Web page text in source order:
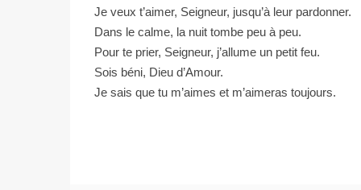
Je veux t’aimer, Seigneur, jusqu’à leur pardonner.
Dans le calme, la nuit tombe peu à peu.
Pour te prier, Seigneur, j’allume un petit feu.
Sois béni, Dieu d’Amour.
Je sais que tu m’aimes et m’aimeras toujours.